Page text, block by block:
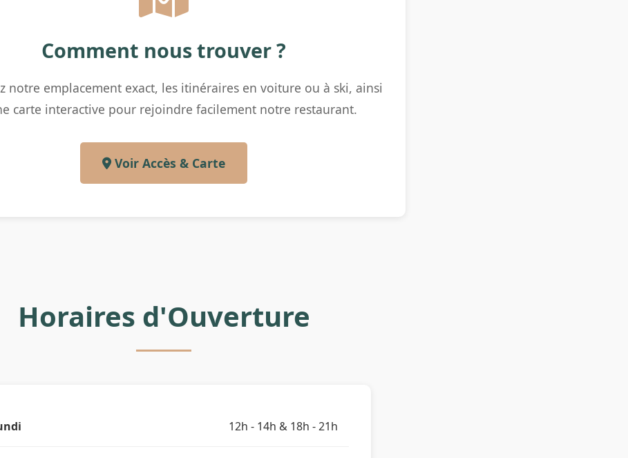
Comment nous trouver ?
notre emplacement exact, les itinéraires en voiture ou à ski, ainsi
carte interactive pour rejoindre facilement notre restaurant.
Voir Accès & Carte
Horaires d'Ouverture
12h - 14h & 18h - 21h